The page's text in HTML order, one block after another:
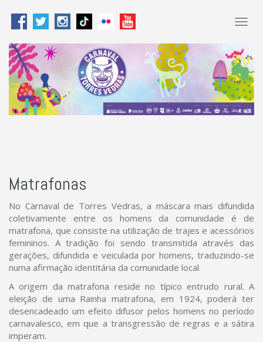
Matrafonas
No Carnaval de Torres Vedras, a máscara mais difundida
coletivamente entre os homens da comunidade é de
matrafona, que consiste na utilização de trajes e acessórios
femininos. A tradição foi sendo transmitida através das
gerações, difundida e veiculada por homens, traduzindo-se
numa afirmação identitária da comunidade local.
A origem da matrafona reside no típico entrudo rural. A
eleição de uma Rainha matrafona, em 1924, poderá ter
desencadeado um efeito difusor pelos homens no período
carnavalesco, em que a transgressão de regras e a sátira
imperam.